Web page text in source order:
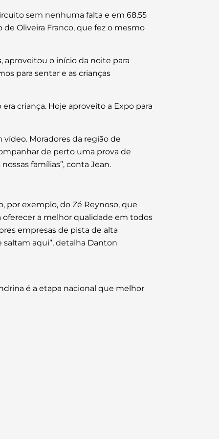
sem nenhuma falta e em 68,55
Oliveira Franco, que fez o mesmo
aproveitou o início da noite para
para sentar e as crianças
criança. Hoje aproveito a Expo para
Moradores da região de
de perto uma prova de
famílias”, conta Jean.
por exemplo, do Zé Reynoso, que
oferecer a melhor qualidade em todos
empresas de pista de alta
aqui”, detalha Danton
é a etapa nacional que melhor